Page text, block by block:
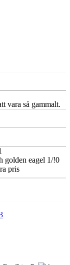
vara så gammalt.
golden eagel 1/!0
pris